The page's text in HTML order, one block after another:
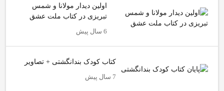
اولین دیدار مولانا و شمس
تبریزی در کتاب ملت عشق
6 سال پیش
کتاب کودک بندانگشتی + تصاویر
7 سال پیش